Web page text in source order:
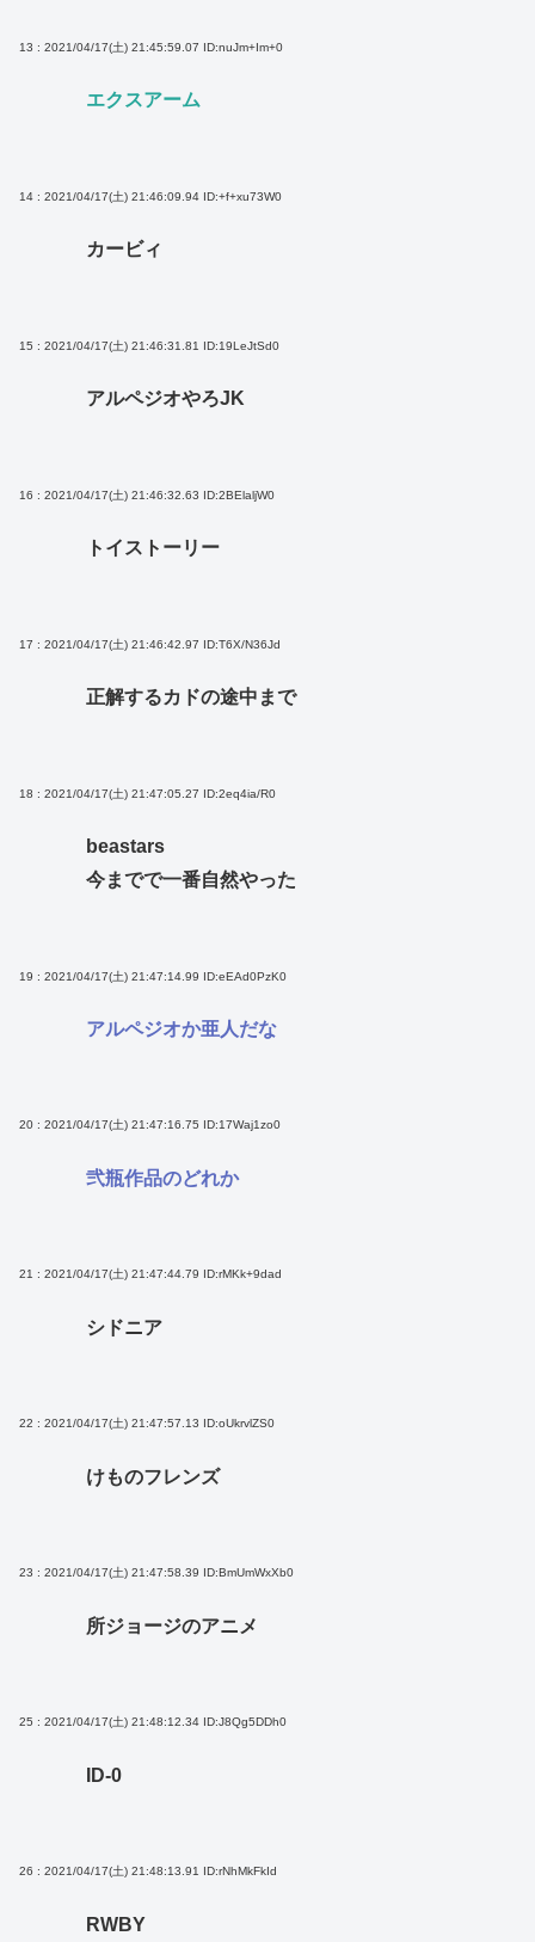
13 : 2021/04/17(土) 21:45:59.07 ID:nuJm+Im+0
エクスアーム
14 : 2021/04/17(土) 21:46:09.94 ID:+f+xu73W0
カービィ
15 : 2021/04/17(土) 21:46:31.81 ID:19LeJtSd0
アルペジオやろJK
16 : 2021/04/17(土) 21:46:32.63 ID:2BElaljW0
トイストーリー
17 : 2021/04/17(土) 21:46:42.97 ID:T6X/N36Jd
正解するカドの途中まで
18 : 2021/04/17(土) 21:47:05.27 ID:2eq4ia/R0
beastars
今までで一番自然やった
19 : 2021/04/17(土) 21:47:14.99 ID:eEAd0PzK0
アルペジオか亜人だな
20 : 2021/04/17(土) 21:47:16.75 ID:17Waj1zo0
弐瓶作品のどれか
21 : 2021/04/17(土) 21:47:44.79 ID:rMKk+9dad
シドニア
22 : 2021/04/17(土) 21:47:57.13 ID:oUkrvlZS0
けものフレンズ
23 : 2021/04/17(土) 21:47:58.39 ID:BmUmWxXb0
所ジョージのアニメ
25 : 2021/04/17(土) 21:48:12.34 ID:J8Qg5DDh0
ID-0
26 : 2021/04/17(土) 21:48:13.91 ID:rNhMkFkId
RWBY